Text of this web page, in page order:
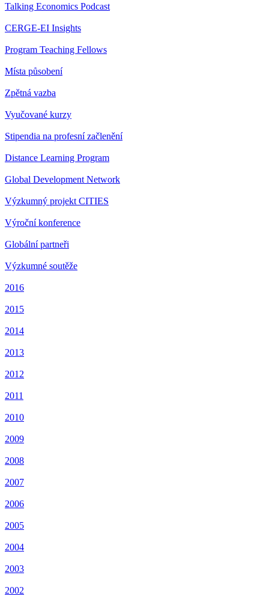
Talking Economics Podcast
CERGE-EI Insights
Program Teaching Fellows
Místa působení
Zpětná vazba
Vyučované kurzy
Stipendia na profesní začlenění
Distance Learning Program
Global Development Network
Výzkumný projekt CITIES
Výroční konference
Globální partneři
Výzkumné soutěže
2016
2015
2014
2013
2012
2011
2010
2009
2008
2007
2006
2005
2004
2003
2002